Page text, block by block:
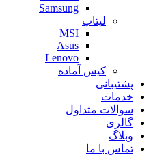
Samsung
لپتاپ
MSI
Asus
Lenovo
کیس آماده
پشتیبانی
خدمات
سوالات متداول
گالری
وبلاگ
تماس با ما